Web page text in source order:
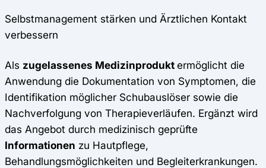
Selbstmanagement stärken und Ärztlichen Kontakt
verbessern
Als zugelassenes Medizinproduktermöglicht die
Anwendung die Dokumentation von Symptomen, die
Identifikation möglicher Schubauslöser sowie die
Nachverfolgung von Therapieverläufen. Ergänzt wird
das Angebot durch medizinisch geprüfte
Informationen zu Hautpflege,
Behandlungsmöglichkeiten und Begleiterkrankungen.